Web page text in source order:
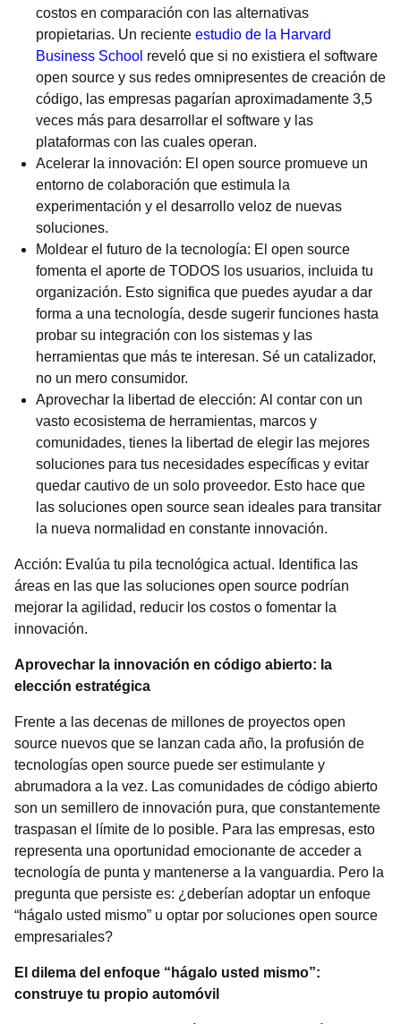
costos en comparación con las alternativas
propietarias. Un reciente estudio de la Harvard
Business School reveló que si no existiera el software
open source y sus redes omnipresentes de creación de
código, las empresas pagarían aproximadamente 3,5
veces más para desarrollar el software y las
plataformas con las cuales operan.
Acelerar la innovación: El open source promueve un
entorno de colaboración que estimula la
experimentación y el desarrollo veloz de nuevas
soluciones.
Moldear el futuro de la tecnología: El open source
fomenta el aporte de TODOS los usuarios, incluida tu
organización. Esto significa que puedes ayudar a dar
forma a una tecnología, desde sugerir funciones hasta
probar su integración con los sistemas y las
herramientas que más te interesan. Sé un catalizador,
no un mero consumidor.
Aprovechar la libertad de elección: Al contar con un
vasto ecosistema de herramientas, marcos y
comunidades, tienes la libertad de elegir las mejores
soluciones para tus necesidades específicas y evitar
quedar cautivo de un solo proveedor. Esto hace que
las soluciones open source sean ideales para transitar
la nueva normalidad en constante innovación.
Acción: Evalúa tu pila tecnológica actual. Identifica las
áreas en las que las soluciones open source podrían
mejorar la agilidad, reducir los costos o fomentar la
innovación.
Aprovechar la innovación en código abierto: la
elección estratégica
Frente a las decenas de millones de proyectos open
source nuevos que se lanzan cada año, la profusión de
tecnologías open source puede ser estimulante y
abrumadora a la vez. Las comunidades de código abierto
son un semillero de innovación pura, que constantemente
traspasan el límite de lo posible. Para las empresas, esto
representa una oportunidad emocionante de acceder a
tecnología de punta y mantenerse a la vanguardia. Pero la
pregunta que persiste es: ¿deberían adoptar un enfoque
“hágalo usted mismo” u optar por soluciones open source
empresariales?
El dilema del enfoque “hágalo usted mismo”:
construye tu propio automóvil